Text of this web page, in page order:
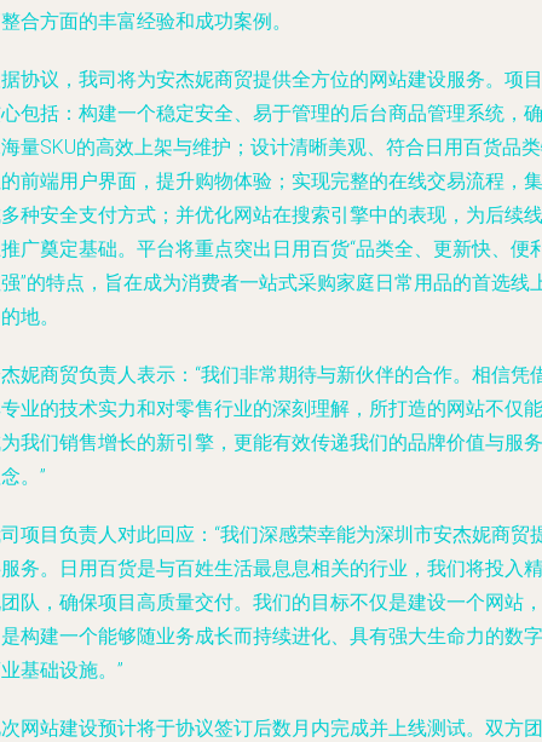
合方面的丰富经验和成功案例。
协议，我司将为安杰妮商贸提供全方位的网站建设服务。项目
包括：构建一个稳定安全、易于管理的后台商品管理系统，确
量SKU的高效上架与维护；设计清晰美观、符合日用百货品
前端用户界面，提升购物体验；实现完整的在线交易流程，集
种安全支付方式；并优化网站在搜索引擎中的表现，为后续线
广奠定基础。平台将重点突出日用百货“品类全、更新快、便
”的特点，旨在成为消费者一站式采购家庭日常用品的首选线
地。
妮商贸负责人表示：“我们非常期待与新伙伴的合作。相信凭
业的技术实力和对零售行业的深刻理解，所打造的网站不仅能
我们销售增长的新引擎，更能有效传递我们的品牌价值与服务
。”
项目负责人对此回应：“我们深感荣幸能为深圳市安杰妮商贸
务。日用百货是与百姓生活最息息相关的行业，我们将投入精
队，确保项目高质量交付。我们的目标不仅是建设一个网站，
构建一个能够随业务成长而持续进化、具有强大生命力的数字
基础设施。”
网站建设预计将于协议签订后数月内完成并上线测试。双方团